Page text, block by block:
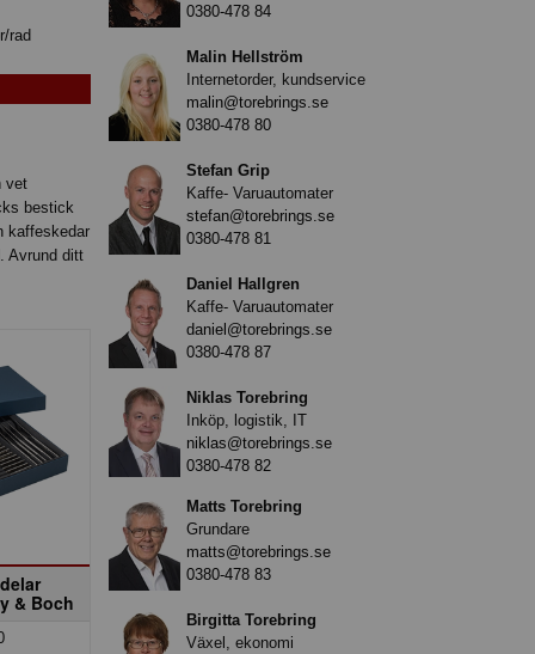
rad
vet
bestick
kaffeskedar
Avrund ditt
& Boch
0380-478 84
Malin Hellström
Internetorder, kundservice
malin@torebrings.se
0380-478 80
Stefan Grip
Kaffe- Varuautomater
stefan@torebrings.se
0380-478 81
Daniel Hallgren
Kaffe- Varuautomater
daniel@torebrings.se
0380-478 87
Niklas Torebring
Inköp, logistik, IT
niklas@torebrings.se
0380-478 82
Matts Torebring
Grundare
matts@torebrings.se
0380-478 83
Birgitta Torebring
Växel, ekonomi